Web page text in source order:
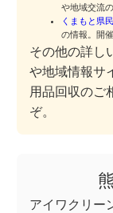
や地域交流
くまもと県
の情報。開
その他の詳し
や地域情報サ
用品回収のご
ぞ。
アイワクリー